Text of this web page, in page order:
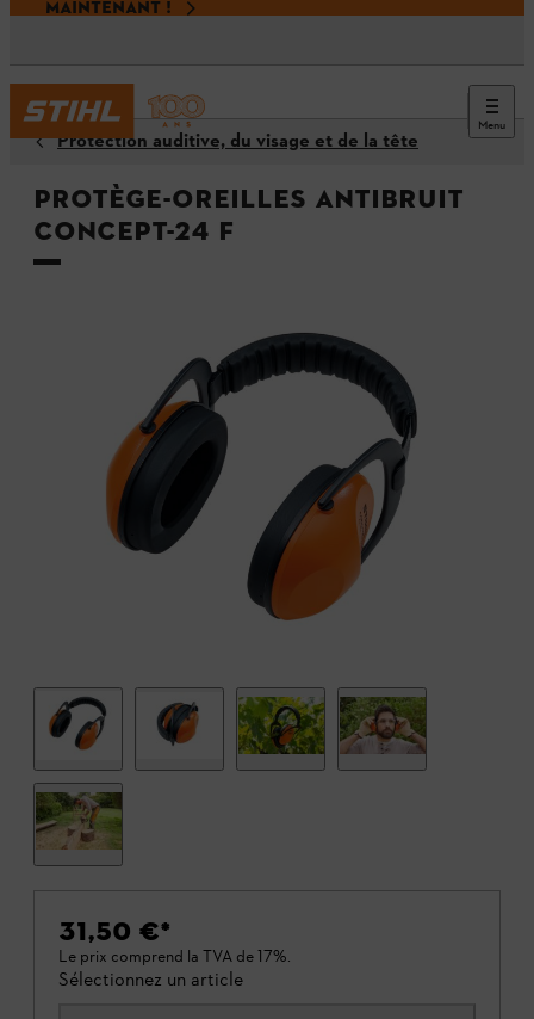
MAINTENANT !
Menu
Protection auditive, du visage et de la tête
Protège-oreilles antibruit
CONCEPT-24 F
31,50 €*
Le prix comprend la TVA de 17%.
Sélectionnez un article